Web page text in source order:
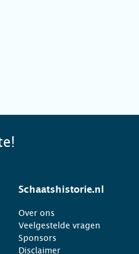
Schaatshistorie.nl
Over ons
Veelgestelde vragen
Sponsors
Disclaimer